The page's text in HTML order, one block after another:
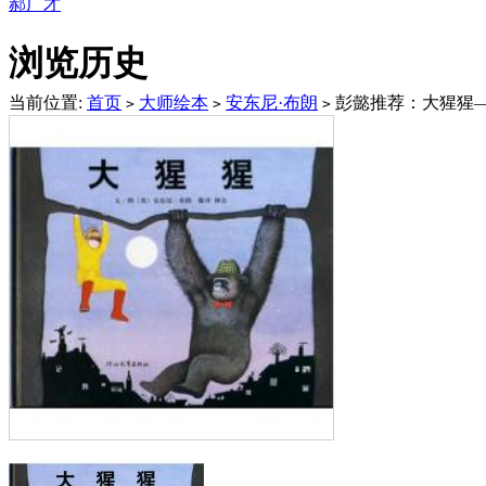
郝广才
浏览历史
当前位置: 首页 > 大师绘本 > 安东尼·布朗 > 彭懿推荐：大猩